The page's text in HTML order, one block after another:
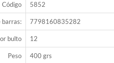
Código 5852
barras: 7798160835282
bulto 12
Peso 400 grs